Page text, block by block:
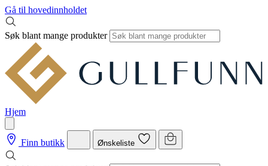
Gå til hovedinnholdet
Søk blant mange produkter
Hjem
Finn butikk Ønskeliste